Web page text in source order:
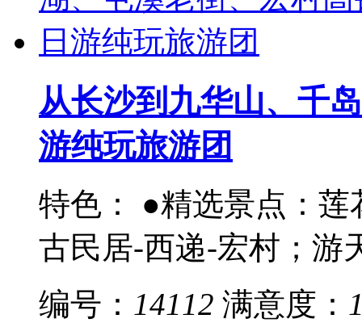
从长沙到九华山、千
游纯玩旅游团
特色： ●精选景点：
古民居-西递-宏村；游
编号： 14112 满意度：